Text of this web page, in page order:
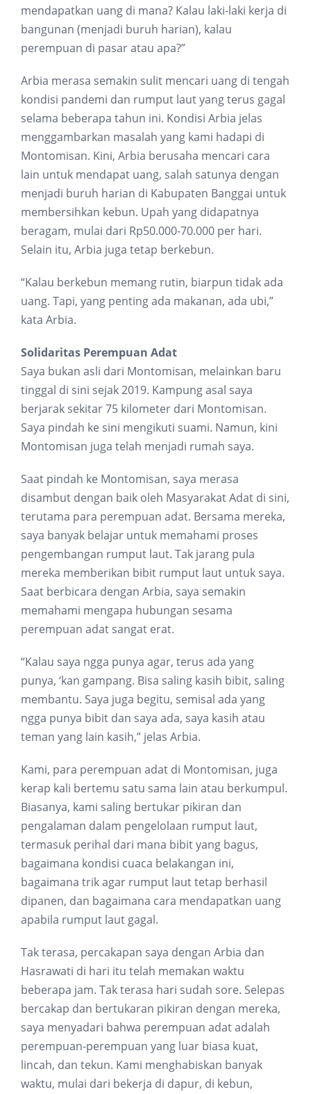
mendapatkan uang di mana? Kalau laki-laki kerja di
bangunan (menjadi buruh harian), kalau
perempuan di pasar atau apa?”
Arbia merasa semakin sulit mencari uang di tengah
kondisi pandemi dan rumput laut yang terus gagal
selama beberapa tahun ini. Kondisi Arbia jelas
menggambarkan masalah yang kami hadapi di
Montomisan. Kini, Arbia berusaha mencari cara
lain untuk mendapat uang, salah satunya dengan
menjadi buruh harian di Kabupaten Banggai untuk
membersihkan kebun. Upah yang didapatnya
beragam, mulai dari Rp50.000-70.000 per hari.
Selain itu, Arbia juga tetap berkebun.
“Kalau berkebun memang rutin, biarpun tidak ada
uang. Tapi, yang penting ada makanan, ada ubi,”
kata Arbia.
Solidaritas Perempuan Adat
Saya bukan asli dari Montomisan, melainkan baru
tinggal di sini sejak 2019. Kampung asal saya
berjarak sekitar 75 kilometer dari Montomisan.
Saya pindah ke sini mengikuti suami. Namun, kini
Montomisan juga telah menjadi rumah saya.
Saat pindah ke Montomisan, saya merasa
disambut dengan baik oleh Masyarakat Adat di sini,
terutama para perempuan adat. Bersama mereka,
saya banyak belajar untuk memahami proses
pengembangan rumput laut. Tak jarang pula
mereka memberikan bibit rumput laut untuk saya.
Saat berbicara dengan Arbia, saya semakin
memahami mengapa hubungan sesama
perempuan adat sangat erat.
“Kalau saya ngga punya agar, terus ada yang
punya, ‘kan gampang. Bisa saling kasih bibit, saling
membantu. Saya juga begitu, semisal ada yang
ngga punya bibit dan saya ada, saya kasih atau
teman yang lain kasih,” jelas Arbia.
Kami, para perempuan adat di Montomisan, juga
kerap kali bertemu satu sama lain atau berkumpul.
Biasanya, kami saling bertukar pikiran dan
pengalaman dalam pengelolaan rumput laut,
termasuk perihal dari mana bibit yang bagus,
bagaimana kondisi cuaca belakangan ini,
bagaimana trik agar rumput laut tetap berhasil
dipanen, dan bagaimana cara mendapatkan uang
apabila rumput laut gagal.
Tak terasa, percakapan saya dengan Arbia dan
Hasrawati di hari itu telah memakan waktu
beberapa jam. Tak terasa hari sudah sore. Selepas
bercakap dan bertukaran pikiran dengan mereka,
saya menyadari bahwa perempuan adat adalah
perempuan-perempuan yang luar biasa kuat,
lincah, dan tekun. Kami menghabiskan banyak
waktu, mulai dari bekerja di dapur, di kebun,